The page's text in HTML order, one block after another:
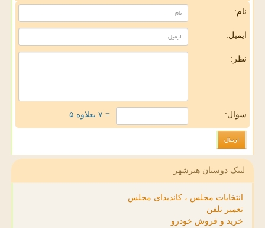
نام:
ایمیل:
نظر:
سوال: = ۷ بعلاوه ۵
لینک دوستان هنرشهر
انتخابات مجلس ، کاندیدای مجلس
تعمیر تلفن
خرید و فروش خودرو